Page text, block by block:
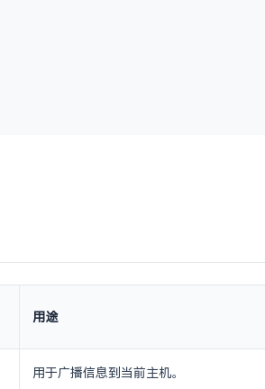
用途
用于广播信息到当前主机。